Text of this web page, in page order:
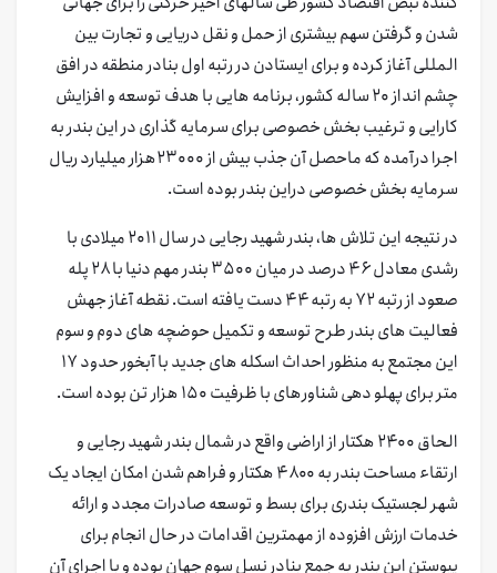
شدن و گرفتن سهم بیشتری از حمل و نقل دریایی و تجارت بین
المللی آغاز کرده و برای ایستادن در رتبه اول بنادر منطقه در افق
چشم انداز ۲۰ ساله کشور، برنامه هایی با هدف توسعه و افزایش
کارایی و ترغیب بخش خصوصی برای سرمایه گذاری در این بندر به
اجرا درآمده که ماحصل آن جذب بیش از ۲۳۰۰۰هزار میلیارد ریال
سرمایه بخش خصوصی دراین بندر بوده است.
در نتیجه این تلاش ها، بندر شهید رجایی در سال ۲۰۱۱ میلادی با
رشدی معادل ۴۶ درصد در میان ۳۵۰۰ بندر مهم دنیا با ۲۸ پله
صعود از رتبه ۷۲ به رتبه ۴۴ دست یافته است. نقطه آغاز جهش
فعالیت های بندر طرح توسعه و تکمیل حوضچه های دوم و سوم
این مجتمع به منظور احداث اسکله های جدید با آبخور حدود ۱۷
متر برای پهلو دهی شناورهای با ظرفیت ۱۵۰ هزار تن بوده است.
الحاق ۲۴۰۰ هکتار از اراضی واقع در شمال بندر شهید رجایی و
ارتقاء مساحت بندر به ۴۸۰۰ هکتار و فراهم شدن امکان ایجاد یک
شهر لجستیک بندری برای بسط و توسعه صادرات مجدد و ارائه
خدمات ارزش افزوده از مهمترین اقدامات در حال انجام برای
پیوستن این بندر به جمع بنادر نسل سوم جهان بوده و با اجرای آن